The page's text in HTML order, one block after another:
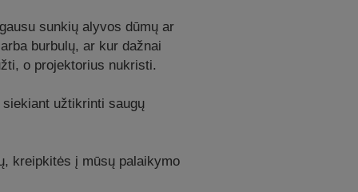
sunkių alyvos dūmų ar
burbulų, ar kur dažnai
o projektorius nukristi.
užtikrinti saugų
kreipkitės į mūsų palaikymo